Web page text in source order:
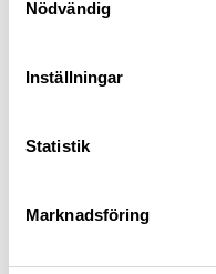
Nödvändig
Inställningar
Statistik
Marknadsföring